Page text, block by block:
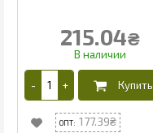
215.04₴
177.39